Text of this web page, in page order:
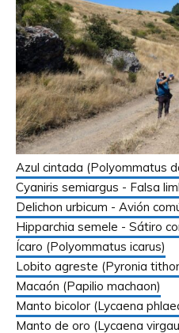
Azul cintada (Polyommatus
Cyaniris semiargus - Falsa
Delichon urbicum - Avión
Hipparchia semele - Sátiro
Ícaro (Polyommatus icarus)
Lobito agreste (Pyronia
Macaón (Papilio machaon)
Manto bicolor (Lycaena
Manto de oro (Lycaena